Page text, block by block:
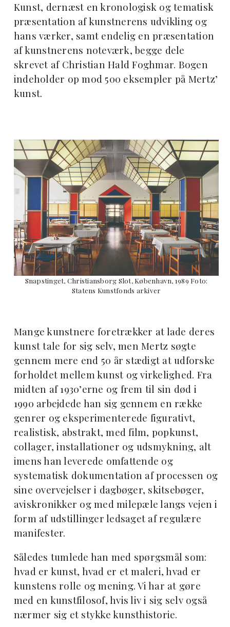
Kunst, dernæst en kronologisk og tematisk
præsentation af kunstnerens udvikling og
hans værker, samt endelig en præsentation
af kunstnerens noteværk, begge dele
skrevet af Christian Hald Foghmar. Bogen
indeholder op mod 500 eksempler på Mertz’
kunst.
Snapstinget, Christiansborg Slot, København, 1989 Foto:
Statens Kunstfonds arkiver
Mange kunstnere foretrækker at lade deres
kunst tale for sig selv, men Mertz søgte
gennem mere end 50 år stædigt at udforske
forholdet mellem kunst og virkelighed. Fra
midten af 1930’erne og frem til sin død i
1990 arbejdede han sig gennem en række
genrer og eksperimenterede figurativt,
realistisk, abstrakt, med film, popkunst,
collager, installationer og udsmykning, alt
imens han leverede omfattende og
systematisk dokumentation af processen og
sine overvejelser i dagbøger, skitsebøger,
aviskronikker og med milepæle langs vejen i
form af udstillinger ledsaget af regulære
manifester.
Således tumlede han med spørgsmål som:
hvad er kunst, hvad er et maleri, hvad er
kunstens rolle og mening. Vi har at gøre
med en kunstfilosof, hvis liv i sig selv også
nærmer sig et stykke kunsthistorie.